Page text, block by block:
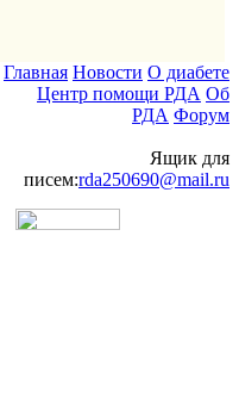
Главная Новости О диабете
Центр помощи РДА Об
РДА Форум
Ящик для
писем:rda250690@mail.ru